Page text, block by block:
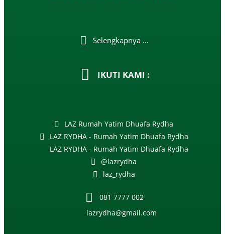
Selengkapnya ...
IKUTI KAMI :
LAZ Rumah Yatim Dhuafa Rydha
LAZ RYDHA - Rumah Yatim Dhuafa Rydha
LAZ RYDHA - Rumah Yatim Dhuafa Rydha
@lazrydha
laz_rydha
081 7777 002
lazrydha@gmail.com